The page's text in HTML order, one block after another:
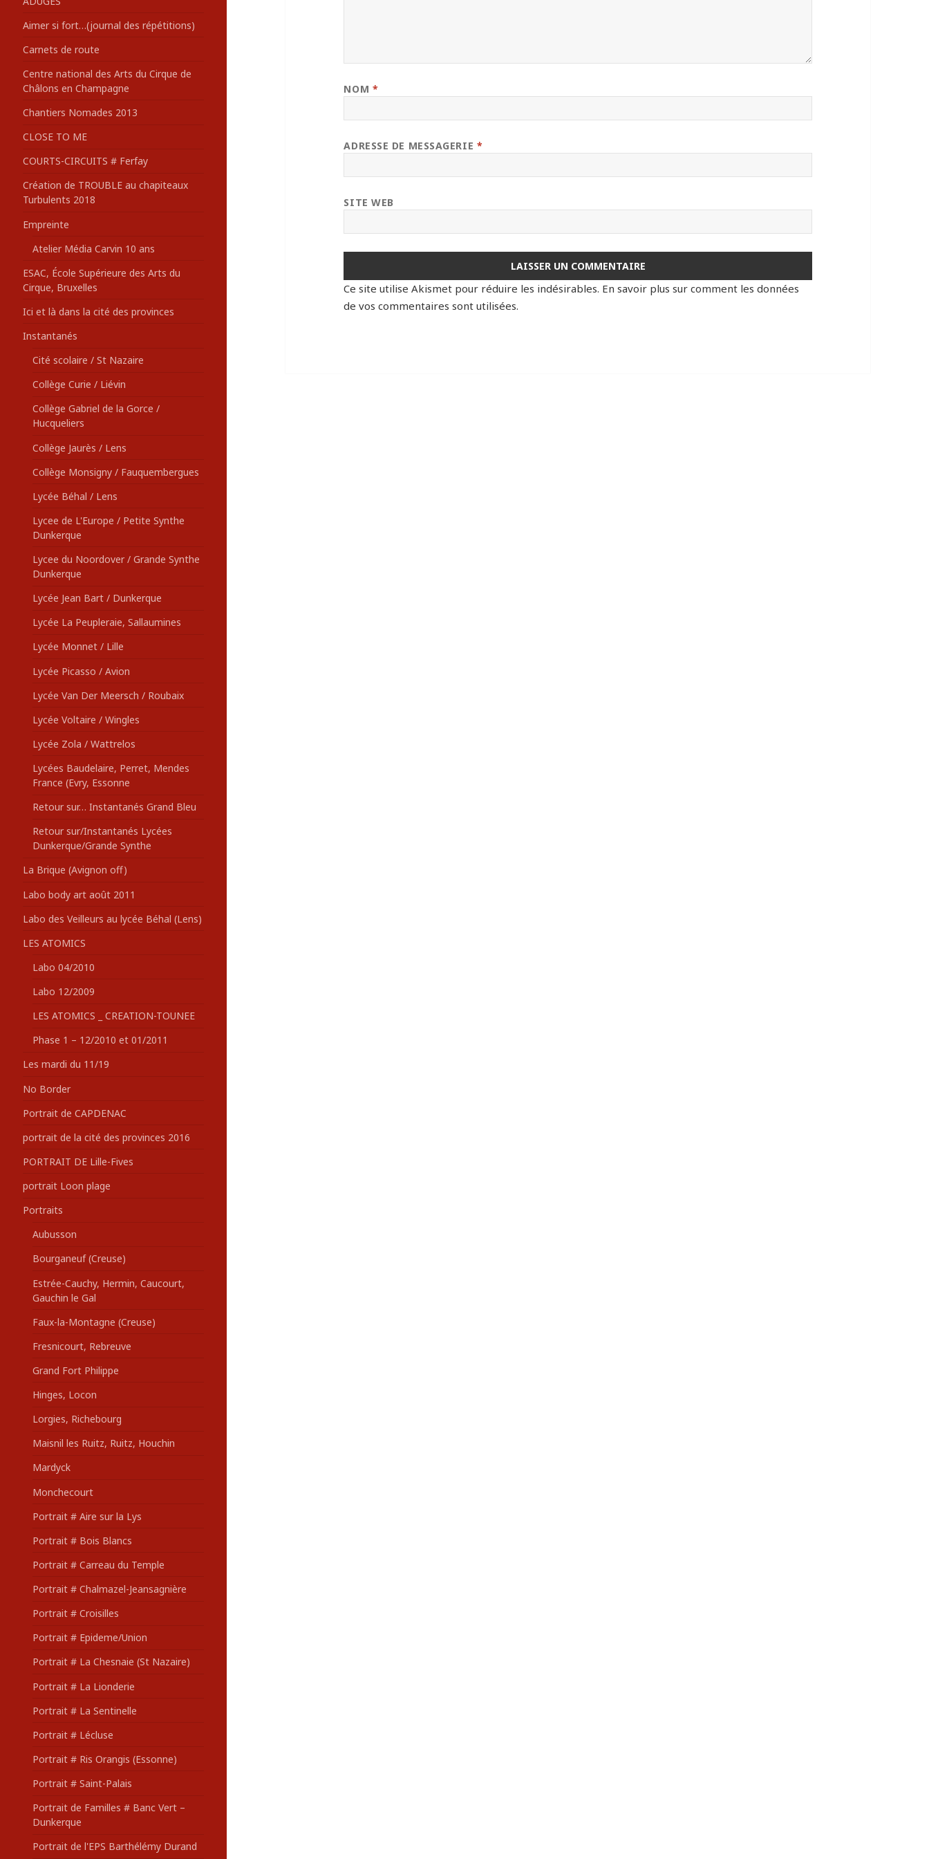
:Aimer si fort…(journal des répétitions)
Carnets de route
Centre national des Arts du Cirque de
Châlons en Champagne
Chantiers Nomades 2013
CLOSE TO ME
COURTS-CIRCUITS # Ferfay
Création de TROUBLE au chapiteaux
Turbulents 2018
Empreinte
Atelier Média Carvin 10 ans
ESAC, École Supérieure des Arts du
Cirque, Bruxelles
Ici et là dans la cité des provinces
Instantanés
Cité scolaire / St Nazaire
Collège Curie / Liévin
Collège Gabriel de la Gorce /
Hucqueliers
Collège Jaurès / Lens
Collège Monsigny / Fauquembergues
Lycée Béhal / Lens
Lycee de L'Europe / Petite Synthe
Dunkerque
Lycee du Noordover / Grande Synthe
Dunkerque
Lycée Jean Bart / Dunkerque
Lycée La Peupleraie, Sallaumines
Lycée Monnet / Lille
Lycée Picasso / Avion
Lycée Van Der Meersch / Roubaix
Lycée Voltaire / Wingles
Lycée Zola / Wattrelos
Lycées Baudelaire, Perret, Mendes
France (Evry, Essonne
Retour sur… Instantanés Grand Bleu
Retour sur/Instantanés Lycées
Dunkerque/Grande Synthe
La Brique (Avignon off)
Labo body art août 2011
Labo des Veilleurs au lycée Béhal (Lens)
LES ATOMICS
Labo 04/2010
Labo 12/2009
LES ATOMICS _ CREATION-TOUNEE
Phase 1 – 12/2010 et 01/2011
Les mardi du 11/19
No Border
Portrait de CAPDENAC
portrait de la cité des provinces 2016
PORTRAIT DE Lille-Fives
portrait Loon plage
Portraits
Aubusson
Bourganeuf (Creuse)
Estrée-Cauchy, Hermin, Caucourt,
Gauchin le Gal
Faux-la-Montagne (Creuse)
Fresnicourt, Rebreuve
Grand Fort Philippe
Hinges, Locon
Lorgies, Richebourg
Maisnil les Ruitz, Ruitz, Houchin
Mardyck
Monchecourt
Portrait # Aire sur la Lys
Portrait # Bois Blancs
Portrait # Carreau du Temple
Portrait # Chalmazel-Jeansagnière
Portrait # Croisilles
Portrait # Epideme/Union
Portrait # La Chesnaie (St Nazaire)
Portrait # La Lionderie
Portrait # La Sentinelle
Portrait # Lécluse
Portrait # Ris Orangis (Essonne)
Portrait # Saint-Palais
Portrait de Familles # Banc Vert –
Dunkerque
Portrait de l'EPS Barthélémy Durand
NOM *
ADRESSE DE MESSAGERIE *
SITE WEB
Ce site utilise Akismet pour réduire les indésirables. En savoir plus sur comment les données
de vos commentaires sont utilisées.